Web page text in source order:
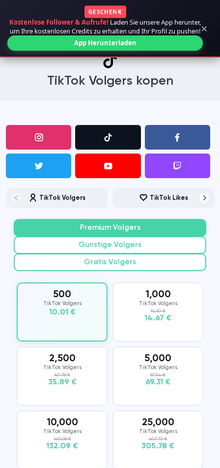
GESCHENK
Kostenlose Follower & Aufrufe! Laden Sie unsere App herunter,
um Ihre kostenlosen Credits zu erhalten und Ihr Profil zu pushen!
App Herunterladen
×
TikTok Volgers kopen
TikTok Volgers TikTok Likes
Premium Volgers
Gunstige Volgers
Gratis Volgers
500
TikTok Volgers
10.01 €
1,000
TikTok Volgers
16.30 €
14.67 €
2,500
TikTok Volgers
40.78 €
35.89 €
5,000
TikTok Volgers
81.54 €
69.31 €
10,000
TikTok Volgers
163.08 €
132.09 €
25,000
TikTok Volgers
407.70 €
305.78 €